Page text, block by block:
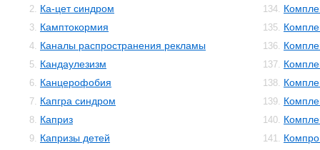
2. Ка-цет синдром
3. Камптокормия
4. Каналы распространения рекламы
5. Кандаулезизм
6. Канцерофобия
7. Капгра синдром
8. Каприз
9. Капризы детей
134.
135.
136.
137.
138.
139.
140.
141.